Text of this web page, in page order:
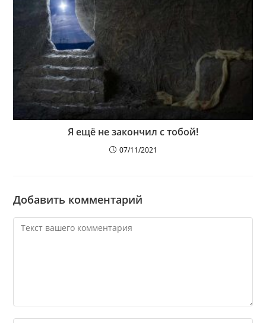
Я ещё не закончил с тобой!
07/11/2021
Добавить комментарий